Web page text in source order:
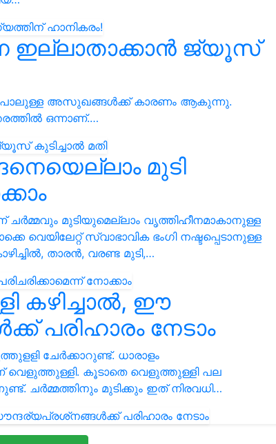
ഇല്ലാതാക്കാൻ ജ്യൂസ്
പോലുള്ള അസുഖങ്ങൾക്ക് കാരണം ആകുന്നു.
ഒന്നാണ്.…
മുടി
ചർമ്മവും മുടിയുമെല്ലാം വൃത്തിഹീനമാകാനുള്ള
വെയിലേറ്റ് സ്വാഭാവിക ഭംഗി നഷ്ടപ്പെടാനുള്ള
താരൻ, വരണ്ട മുടി,…
കഴിച്ചാൽ, ഈ
പരിഹാരം നേടാം
ചേർക്കാറുണ്ട്. ധാരാളം
കൂടാതെ വെളുത്തുള്ളി പല
ചർമ്മത്തിനും മുടിക്കും ഇത് നിരവധി…